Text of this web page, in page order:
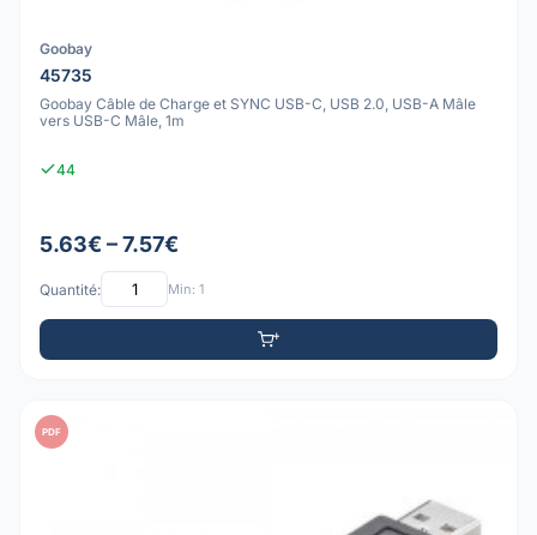
Goobay
45735
Goobay Câble de Charge et SYNC USB-C, USB 2.0, USB-A Mâle
vers USB-C Mâle, 1m
44
5.63€ – 7.57€
Quantité: Min: 1
PDF